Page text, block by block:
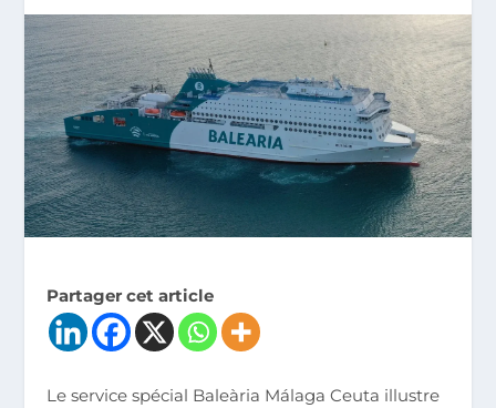
Partager cet article
Le service spécial Baleària Málaga Ceuta illustre